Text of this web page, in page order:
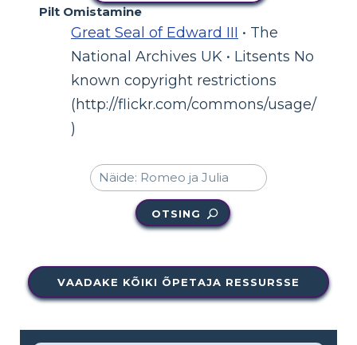
Pilt Omistamine
Great Seal of Edward III • The
National Archives UK • Litsents No
known copyright restrictions
(http://flickr.com/commons/usage/
)
OTSING
VAADAKE KÕIKI ÕPETAJA RESSURSSE